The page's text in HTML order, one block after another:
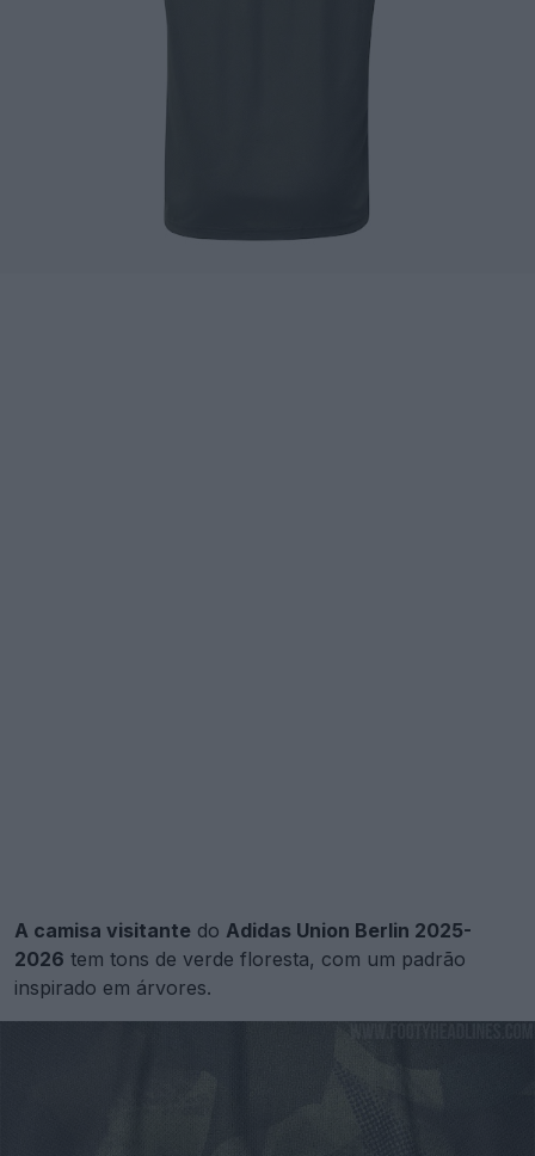
A camisa visitante do Adidas Union Berlin 2025-
2026 tem tons de verde floresta, com um padrão
inspirado em árvores.